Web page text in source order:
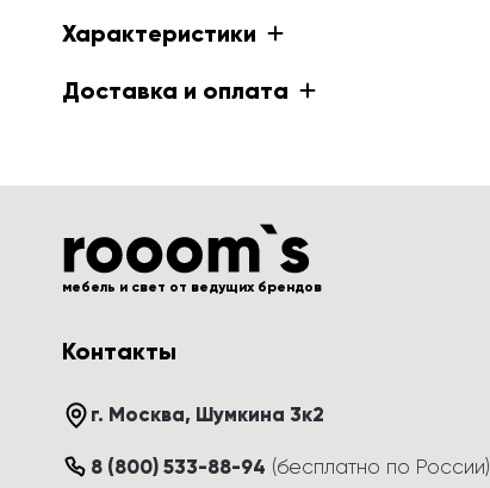
Характеристики
Доставка и оплата
мебель и свет от ведущих брендов
Контакты
г. Москва, Шумкина 3к2
8 (800) 533-88-94 (бесплатно по России)